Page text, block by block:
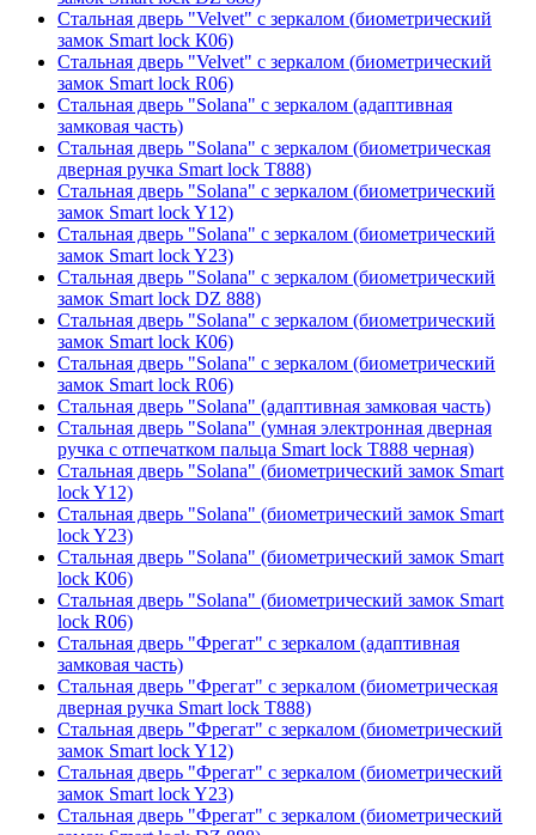
Стальная дверь "Velvet" с зеркалом (биометрический
замок Smart lock К06)
Стальная дверь "Velvet" с зеркалом (биометрический
замок Smart lock R06)
Стальная дверь "Solana" с зеркалом (адаптивная
замковая часть)
Стальная дверь "Solana" с зеркалом (биометрическая
дверная ручка Smart lock T888)
Стальная дверь "Solana" с зеркалом (биометрический
замок Smart lock Y12)
Стальная дверь "Solana" с зеркалом (биометрический
замок Smart lock Y23)
Стальная дверь "Solana" с зеркалом (биометрический
замок Smart lock DZ 888)
Стальная дверь "Solana" с зеркалом (биометрический
замок Smart lock К06)
Стальная дверь "Solana" с зеркалом (биометрический
замок Smart lock R06)
Стальная дверь "Solana" (адаптивная замковая часть)
Стальная дверь "Solana" (умная электронная дверная
ручка с отпечатком пальца Smart lock T888 черная)
Стальная дверь "Solana" (биометрический замок Smart
lock Y12)
Стальная дверь "Solana" (биометрический замок Smart
lock Y23)
Стальная дверь "Solana" (биометрический замок Smart
lock К06)
Стальная дверь "Solana" (биометрический замок Smart
lock R06)
Стальная дверь "Фрегат" с зеркалом (адаптивная
замковая часть)
Стальная дверь "Фрегат" с зеркалом (биометрическая
дверная ручка Smart lock T888)
Стальная дверь "Фрегат" с зеркалом (биометрический
замок Smart lock Y12)
Стальная дверь "Фрегат" с зеркалом (биометрический
замок Smart lock Y23)
Стальная дверь "Фрегат" с зеркалом (биометрический